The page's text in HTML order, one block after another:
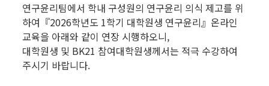
연구윤리팀에서 학내 구성원의 연구윤리 의식 제고를 위
하여『2026학년도 1학기 대학원생 연구윤리』온라인
교육을 아래와 같이 연장 시행하오니,
대학원생 및 BK21 참여대학원생께서는 적극 수강하여
주시기 바랍니다.